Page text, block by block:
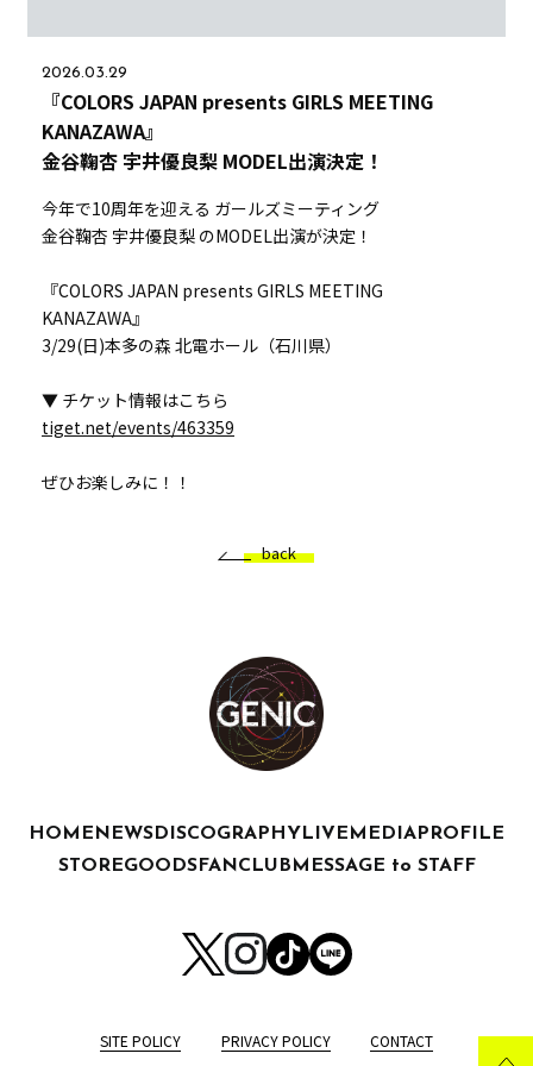
2026.03.29
『COLORS JAPAN presents GIRLS MEETING
KANAZAWA』
金谷鞠杏 宇井優良梨 MODEL出演決定！
今年で10周年を迎える ガールズミーティング
金谷鞠杏 宇井優良梨 のMODEL出演が決定！
『COLORS JAPAN presents GIRLS MEETING
KANAZAWA』
3/29(日)本多の森 北電ホール（石川県）
▼ チケット情報はこちら
tiget.net/events/463359
ぜひお楽しみに！！
back
HOME NEWS DISCOGRAPHY LIVE MEDIA PROFILE
STOREGOODSFANCLUB MESSAGE to STAFF
SITE POLICY PRIVACY POLICY CONTACT